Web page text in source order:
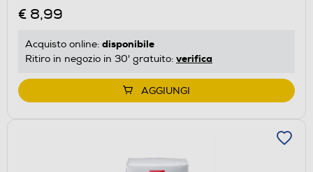
€ 8,99
Acquisto online: disponibile
Ritiro in negozio in 30' gratuito: verifica
AGGIUNGI